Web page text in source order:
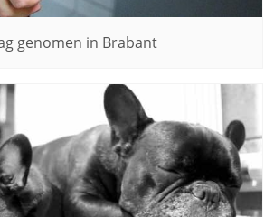
genomen in Brabant